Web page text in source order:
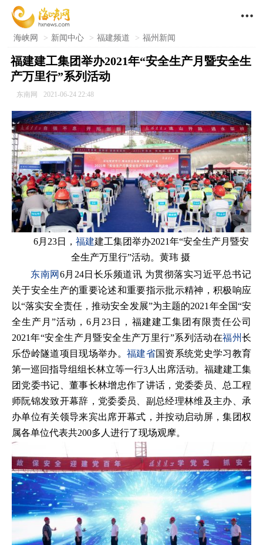

海峡网 > 新闻中心 > 福建频道 > 福州新闻
福建建工集团举办2021年“安全生产月暨安全生
产万里行”系列活动
东南网 2021-06-24 22:48
6月23日， 福建建工集团举办2021年“安全生产月暨安
全生产万里行”活动。黄玮 摄
东南网 6月24日长乐频道讯 为贯彻落实习近平总书记
关于安全生产的重要论述和重要指示批示精神，积极响应
以“落实安全责任，推动安全发展”为主题的2021年全国“安
全生产月”活动，6月23日，福建建工集团有限责任公司
2021年“安全生产月暨安全生产万里行”系列活动在福州长
乐岱岭隧道项目现场举办。 福建省国资系统党史学习教育
第一巡回指导组组长林立等一行3人出席活动。福建建工集
团党委书记、董事长林增忠作了讲话，党委委员、总工程
师阮锦发致开幕辞，党委委员、副总经理林维及主办、承
办单位有关领导来宾出席开幕式，并按动启动屏，集团权
属各单位代表共200多人进行了现场观摩。